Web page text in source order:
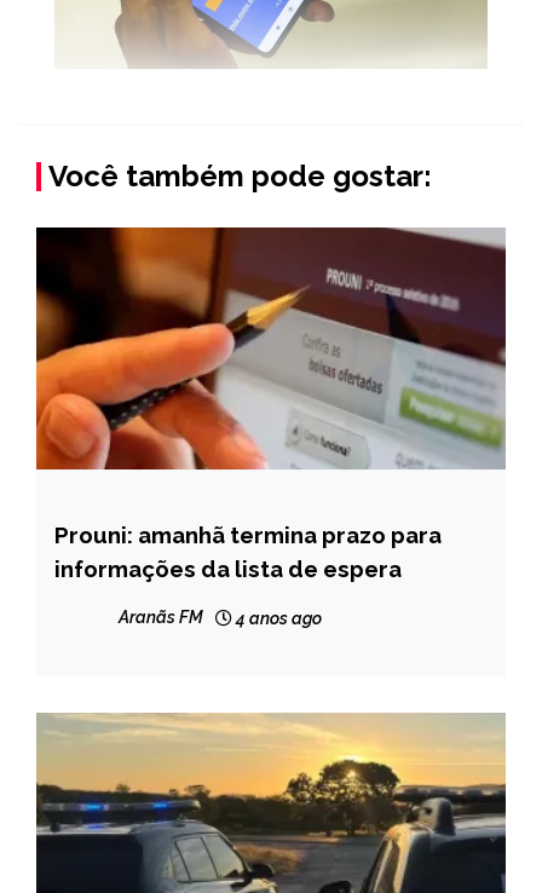
Você também pode gostar:
BRASIL
NOTÍCIAS
Prouni: amanhã termina prazo para
informações da lista de espera
Aranãs FM 4 anos ago